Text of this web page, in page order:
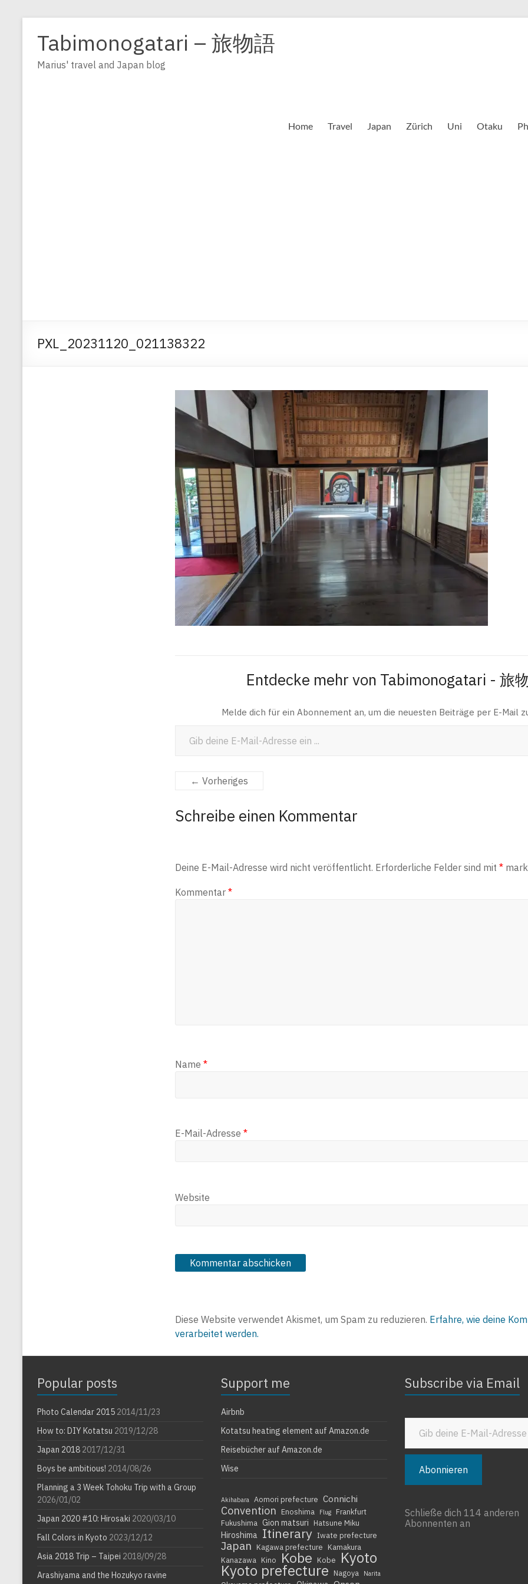
Inhalt
springen
Tabimonogatari – 旅物語
Marius' travel and Japan blog
Home Travel Japan Zürich Uni Otaku
PXL_20231120_021138322
Entdecke mehr von Tabimonogatari - 旅
Melde dich für ein Abonnement an, um die neuesten Beiträge per E-Mail
← Vorheriges
Schreibe einen Kommentar
Deine E-Mail-Adresse wird nicht veröffentlicht. Erforderliche Felder sind mit *
Kommentar *
Name *
E-Mail-Adresse *
Website
Diese Website verwendet Akismet, um Spam zu reduzieren. Erfahre, wie deine
verarbeitet werden.
Popular posts
Photo Calendar 2015 2014/11/23
How to: DIY Kotatsu 2019/12/28
Japan 2018 2017/12/31
Boys be ambitious! 2014/08/26
Planning a 3 Week Tohoku Trip with a Group
2026/01/02
Japan 2020 #10: Hirosaki 2020/03/10
Fall Colors in Kyoto 2023/12/12
Asia 2018 Trip – Taipei 2018/09/28
Arashiyama and the Hozukyo ravine
Support me
Airbnb
Kotatsu heating element auf Amazon.de
Reisebücher auf Amazon.de
Wise
Akihabara Aomori prefecture Connichi
Convention Enoshima Flug
Frankfurt
Fukushima Gion matsuri Hatsune Miku
Hiroshima Itinerary Iwate prefecture
Japan Kagawa prefecture
Kamakura
Kanazawa
Kino Kobe Kobe Kyoto
Kyoto prefecture Nagoya Narita
Subscribe via Email
Gib deine E-Mail-Adresse ein ...
Abonnieren
Schließe dich 114 anderen
Abonnenten an